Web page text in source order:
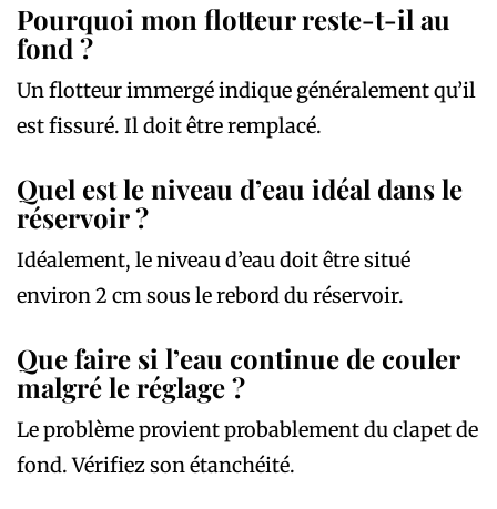
Pourquoi mon flotteur reste-t-il au
fond ?
Un flotteur immergé indique généralement qu’il
est fissuré. Il doit être remplacé.
Quel est le niveau d’eau idéal dans le
réservoir ?
Idéalement, le niveau d’eau doit être situé
environ 2 cm sous le rebord du réservoir.
Que faire si l’eau continue de couler
malgré le réglage ?
Le problème provient probablement du clapet de
fond. Vérifiez son étanchéité.